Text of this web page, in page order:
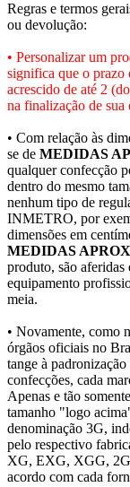
Regras e termos
ou devolução:
• Personalizar um
significa que o prazo
acrescido de até 2
na finalização de sua
• Com relação às
se de MEDIDAS
qualquer confecção
dentro do mesmo
nenhum tipo de
INMETRO, por
dimensões em
MEDIDAS
produto, são aferidas
equipamento
meia.
• Novamente, como
órgãos oficiais no
tange à
confecções, cada
Apenas e tão
tamanho "logo
denominação 3G,
pelo respectivo
XG, EXG, XGG,
acordo com cada